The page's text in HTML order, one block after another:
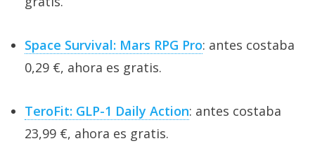
Space Survival: Mars RPG Pro: antes costaba
0,29 €, ahora es gratis.
TeroFit: GLP-1 Daily Action: antes costaba
23,99 €, ahora es gratis.